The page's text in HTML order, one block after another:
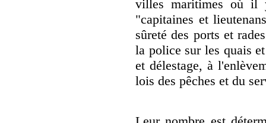
villes maritimes où il
"capitaines et
sûreté des ports et
la police sur les quais
et délestage, à
lois des pêches et du